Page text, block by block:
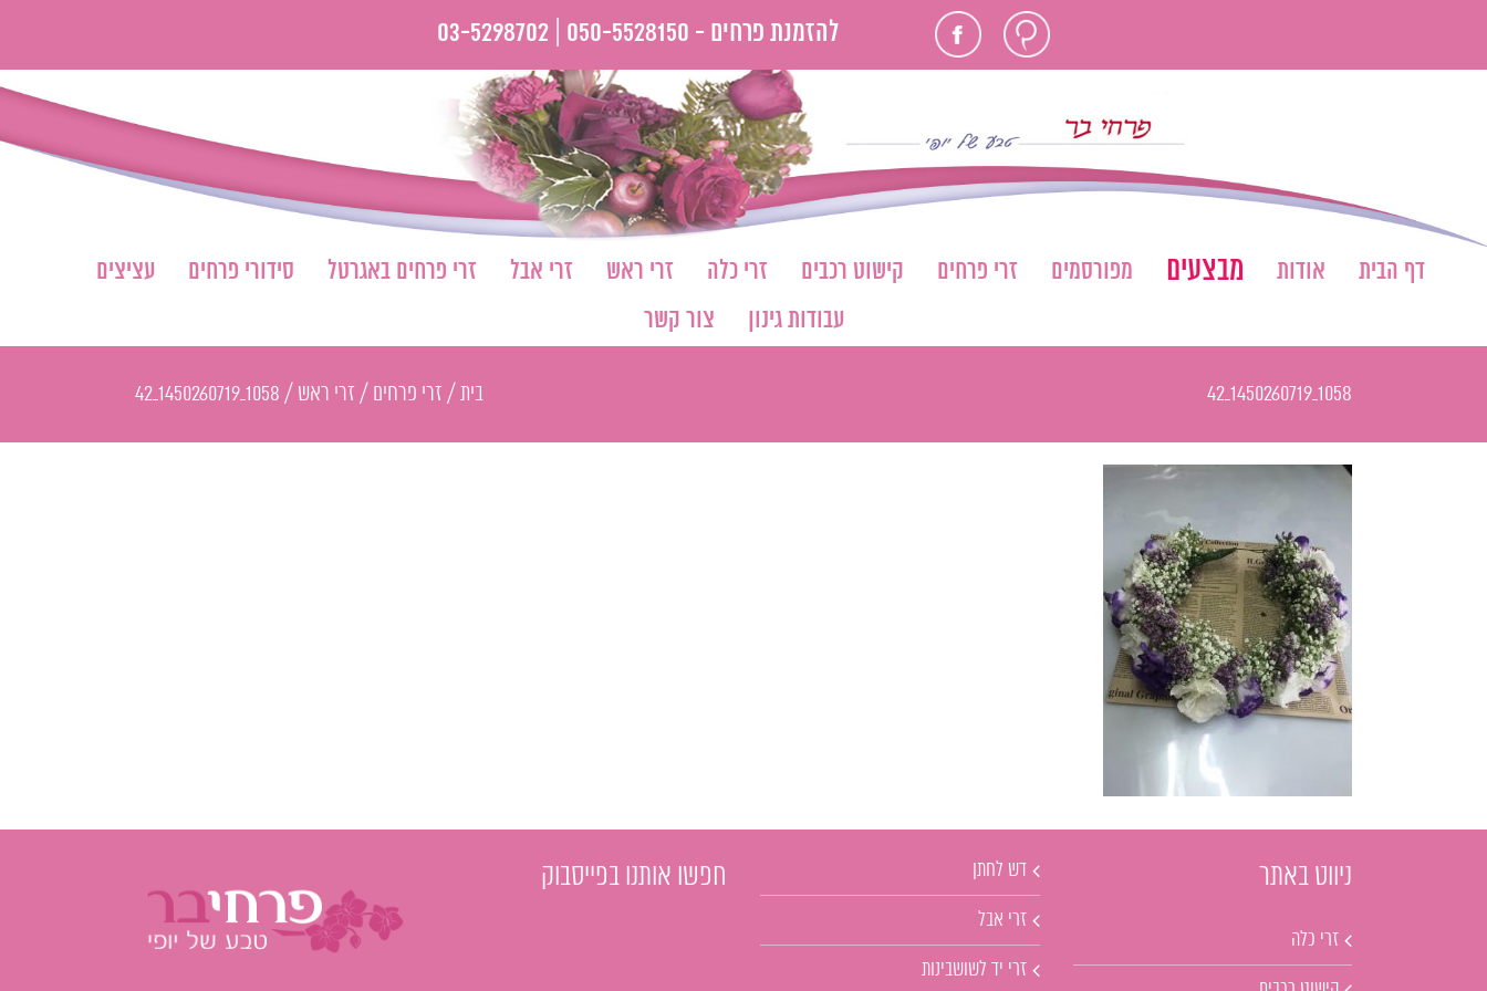
חוות
דעת
פייסבוק להזמנת פרחים - 050-5528150 |
03-5298702
דף הבית אודות מבצעים מפורסמים זרי פרחים קישוט רכבים זרי כלה זרי ראש זרי אבל זרי פרחים באגרטל סידורי פרחים
עציצים
עבודות גינון
צור קשר
1058_1450260719_42 בית / זרי פרחים / זרי ראש /
1058_1450260719_42
ניווט באתר
זרי כלה
דש לחתן
זרי אבל
זרי יד לשושבינות
חפשו אותנו בפייסבוק